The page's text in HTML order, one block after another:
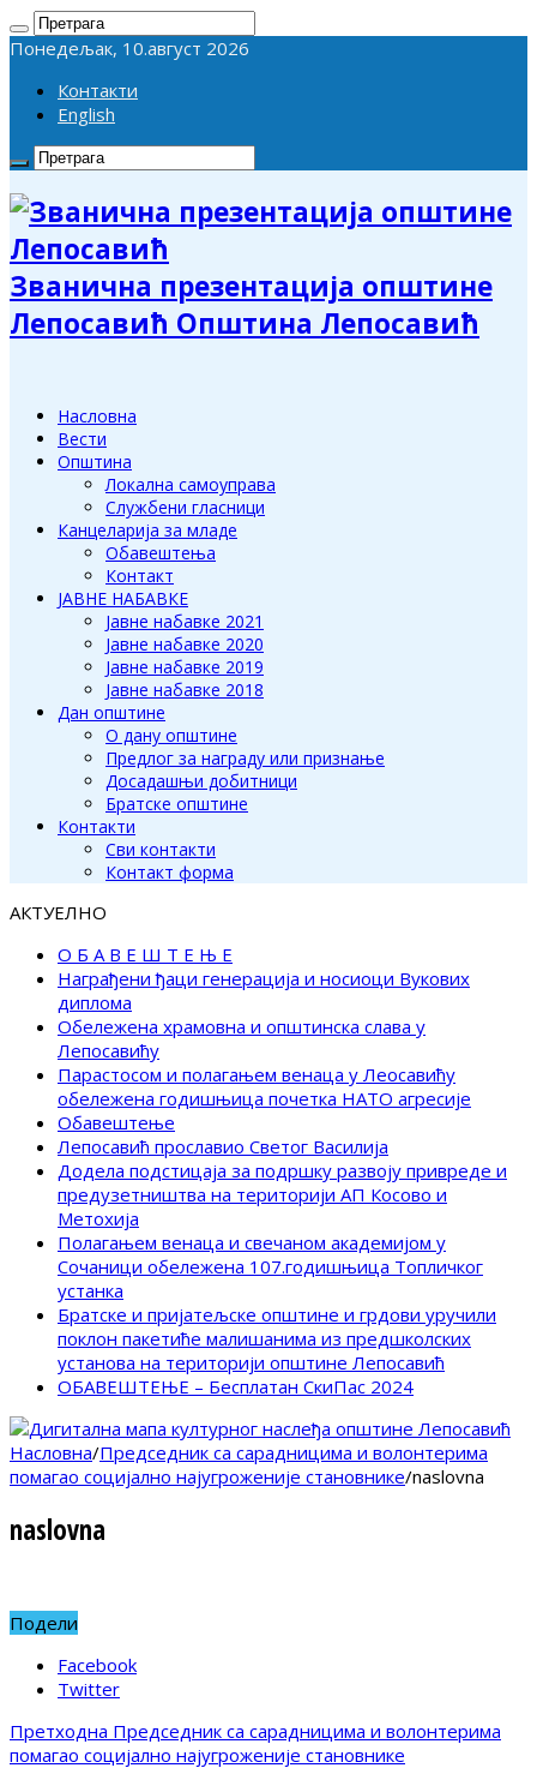
Понедељак, 10.август 2026
Контакти
English
Званична презентација општине
Лепосавић Општина Лепосавић
Насловна
Вести
Општина
Локална самоуправа
Службени гласници
Канцеларија за младе
Обавештења
Контакт
ЈАВНЕ НАБАВКЕ
Јавне набавке 2021
Јавне набавке 2020
Јавне набавке 2019
Јавне набавке 2018
Дан општине
О дану општине
Предлог за награду или признање
Досадашњи добитници
Братске општине
Контакти
Сви контакти
Контакт форма
АКТУЕЛНО
О Б А В Е Ш Т Е Њ Е
Награђени ђаци генерација и носиоци Вукових
диплома
Обележена храмовна и општинска слава у
Лепосавићу
Парастосом и полагањем венаца у Леосавићу
обележена годишњица почетка НАТО агресије
Обавештење
Лепосавић прославио Светог Василија
Додела подстицаја за подршку развоју привреде и
предузетништва на територији АП Косово и
Метохија
Полагањем венаца и свечаном академијом у
Сочаници обележена 107.годишњица Топличког
устанка
Братске и пријатељске општине и грдови уручили
поклон пакетиће малишанима из предшколских
установа на територији општине Лепосавић
ОБАВЕШТЕЊЕ – Бесплатан СкиПас 2024
Насловна/Председник са сарадницима и волонтерима
помагао социјално најугроженије становнике/naslovna
naslovna
Подели
Facebook
Twitter
Претходна Председник са сарадницима и волонтерима
помагао социјално најугроженије становнике